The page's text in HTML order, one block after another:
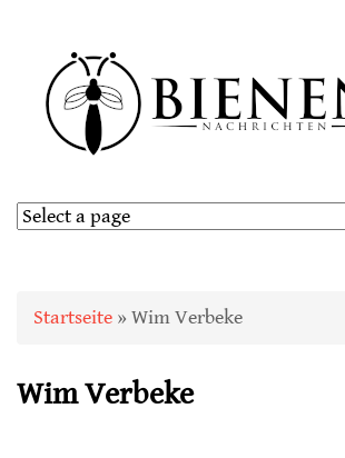
Sie sind hier
Startseite » Wim Verbeke
Wim Verbeke